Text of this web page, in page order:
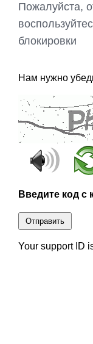
Пожалуйста,
блокировки
Нам нужно
Введите код с
Отправить
Your support ID